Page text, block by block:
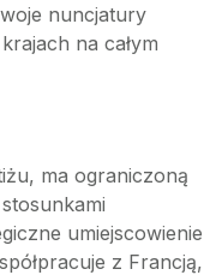
nuncjatury
na całym
ma ograniczoną
umiejscowienie
z Francją,